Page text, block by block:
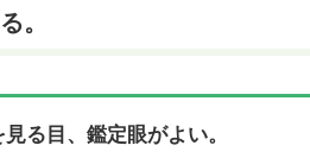
。
る目、鑑定眼がよい。